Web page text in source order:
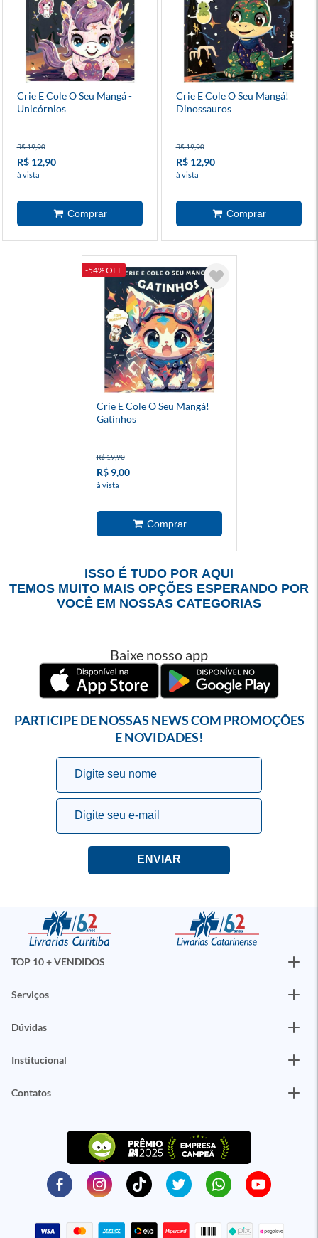
Crie E Cole O Seu Mangá -
Unicórnios
R$ 19,90
R$ 12,90
à vista
Crie E Cole O Seu Mangá!
Dinossauros
R$ 19,90
R$ 12,90
à vista
-54% OFF
Crie E Cole O Seu Mangá!
Gatinhos
R$ 19,90
R$ 9,00
à vista
ISSO É TUDO POR AQUI
TEMOS MUITO MAIS OPÇÕES ESPERANDO POR
VOCÊ EM NOSSAS CATEGORIAS
Baixe nosso app
PARTICIPE DE NOSSAS NEWS COM PROMOÇÕES
E NOVIDADES!
TOP 10 + VENDIDOS
Serviços
Dúvidas
Institucional
Contatos